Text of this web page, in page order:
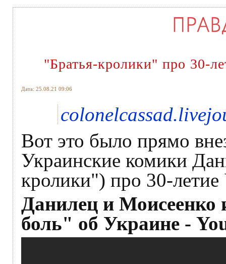
"Братья-кролики" про 30-
Дата: 25.08.21 09:06
Вот это было прямо
Украинские комики
кролики") про 30-
Данилец и
боль" об Украине -